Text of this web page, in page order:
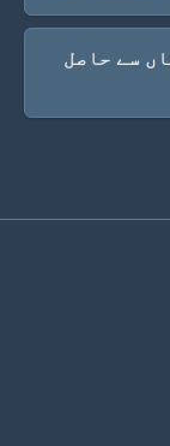
سے حاصل